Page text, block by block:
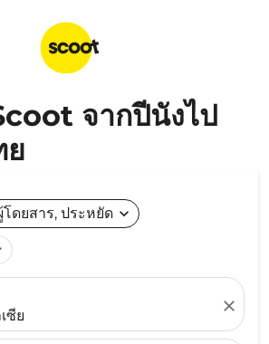
จากปีนังไป
ย
โดยสาร, ประหยัด expand_more
ซีย
close